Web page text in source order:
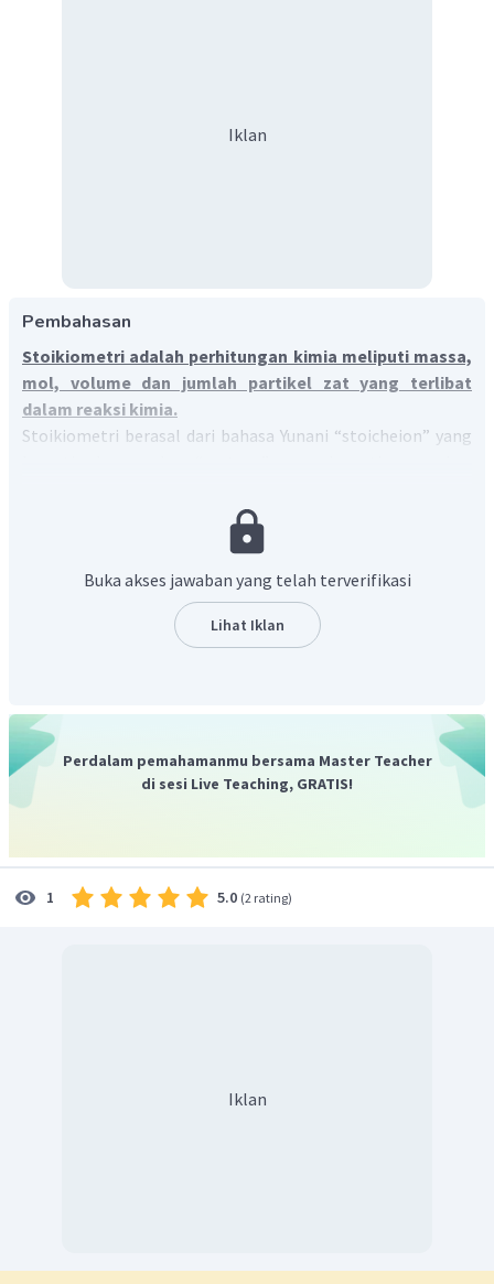
Iklan
Pembahasan
Stoikiometri adalah perhitungan kimia meliputi massa,
mol, volume dan jumlah partikel zat yang terlibat
dalam reaksi kimia.
Stoikiometri berasal dari bahasa Yunani “stoicheion” yang
perhitungan kuantitatif dari zat
dalam suatu reaksi kimia yang terdiri dari reaktan dan
volume, dan jumlah partikel.
Buka akses jawaban yang telah terverifikasi
Lihat Iklan
Perdalam pemahamanmu bersama Master Teacher
di sesi Live Teaching, GRATIS!
1 5.0 (2 rating)
Iklan